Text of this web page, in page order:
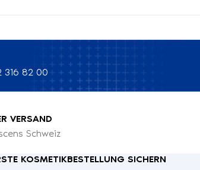
316 82 00
VERSAND
Schweiz
KOSMETIKBESTELLUNG SICHERN